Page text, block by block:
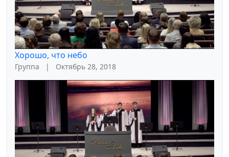
Хорошо, что небо
Группа | Октябрь 28, 2018